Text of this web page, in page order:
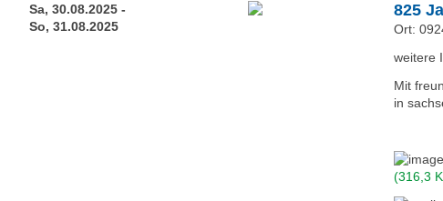
Sa, 30.08.2025 -
So, 31.08.2025
825
Ort:
weitere
Mit
in
(316,3